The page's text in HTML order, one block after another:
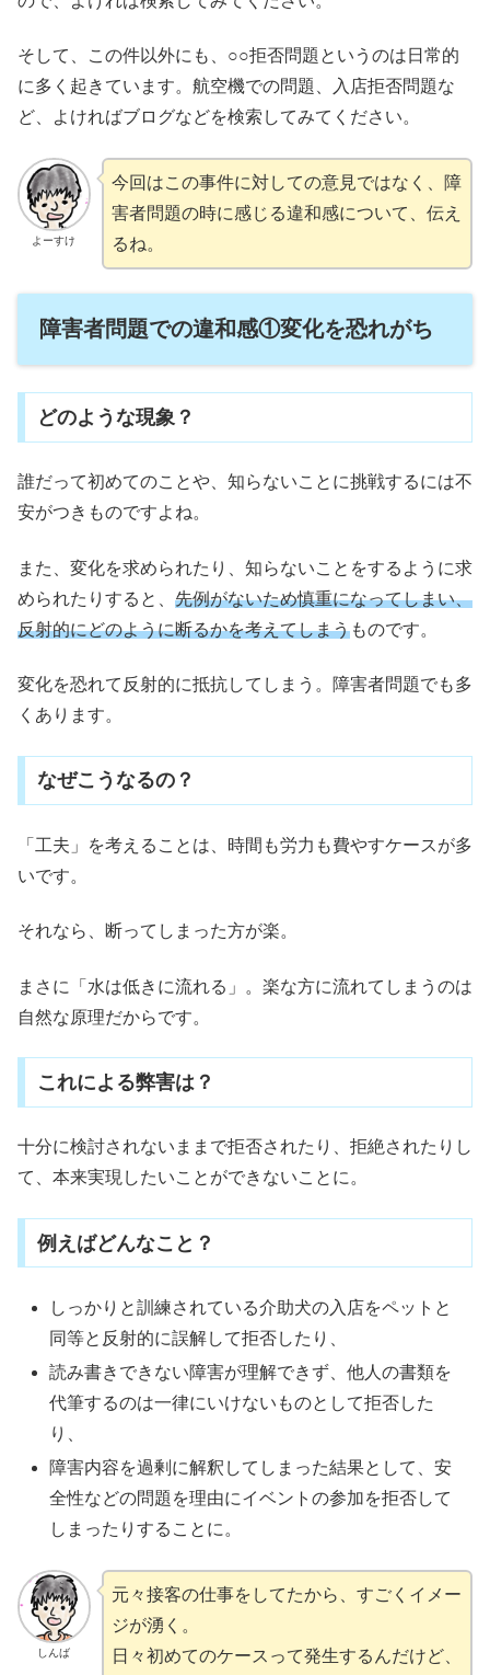
そして、この件以外にも、○○拒否問題というのは日常的
に多く起きています。航空機での問題、入店拒否問題な
ど、よければブログなどを検索してみてください。
よーすけ
今回はこの事件に対しての意見ではなく、障
害者問題の時に感じる違和感について、伝え
るね。
障害者問題での違和感①変化を恐れがち
どのような現象？
誰だって初めてのことや、知らないことに挑戦するには不
安がつきものですよね。
また、変化を求められたり、知らないことをするように求
められたりすると、 先例がないため慎重になってしまい、
反射的にどのように断るかを考えてしまうものです。
変化を恐れて反射的に抵抗してしまう。障害者問題でも多
くあります。
なぜこうなるの？
「工夫」を考えることは、時間も労力も費やすケースが多
いです。
それなら、断ってしまった方が楽。
まさに「水は低きに流れる」。楽な方に流れてしまうのは
自然な原理だからです。
これによる弊害は？
十分に検討されないままで拒否されたり、拒絶されたりし
て、本来実現したいことができないことに。
例えばどんなこと？
しっかりと訓練されている介助犬の入店をペットと
同等と反射的に誤解して拒否したり、
読み書きできない障害が理解できず、他人の書類を
代筆するのは一律にいけないものとして拒否した
り、
障害内容を過剰に解釈してしまった結果として、安
全性などの問題を理由にイベントの参加を拒否して
しまったりすることに。
しんば
元々接客の仕事をしてたから、すごくイメー
ジが湧く。
日々初めてのケースって発生するんだけど、